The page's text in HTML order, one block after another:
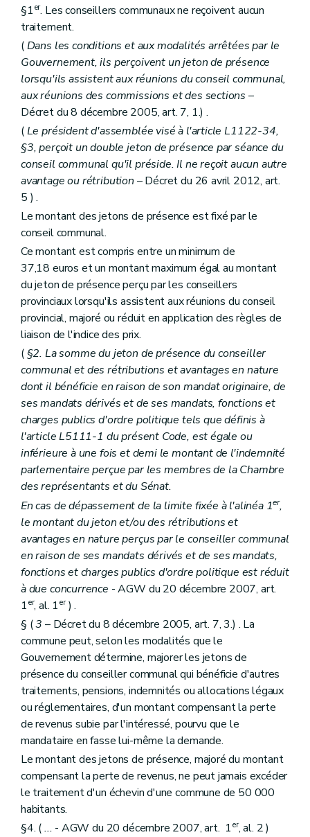
Art. L1331-2
Chapitre II
Art. L1332-1
Art. L1332-2
Art. L1332-3
Art. L1332-4
Art. L1332-5
Art. L1332-6
Art. L1332-7
Art. L1332-8
Art. L1332-9
Art. L1332-10
Art. L1332-11
Art. L1332-14
Art. L1332-15
Art. L1332-16
Art. L1332-17
Art. L1332-18
Art. L1332-19
Art. L1332-20
Art. L1332-21
Art. L1332-22
Art. L1332-23
Art. L1332-24
Art. L1332-25
Art. L1332-26
Art. L1332-27
Art. L1332-28
Art. L1332-29
Art. L1332-30
Art. L1332-31
Livre IV Organes territoriaux intracommunaux
Titre premier Organisation des organes territoriaux intracommunaux
Chapitre premier Dispositions générales
Chapitre II Les conseils de (secteur)
Section première Mode de désignation et statut des conseillers de (secteur)
Art. L1412-1
Section 2
Réunions, discussions et décisions des conseils de (secteur)
Art. L1412-2
Art. L1412-3
Section 3 Attributions
Art. L1412-6
Art. L1412-7
Art. L1412-8
Chapitre III
Le bureau et le président
Section première Mode de désignation et statut des membres du bureau et du président
Art. L1413-1
Section 2 Réunions, délibérations et décisions du bureau
Art. L1413-2
Section 3
Attributions
Art. L1413-3
Art. L1413-4
Chapitre IV Le secrétaire
Art. L1414-1
Titre II Les actes des autorités de (secteur)
Art. L1421-1
§1er. Les conseillers communaux ne reçoivent aucun
traitement.
(Dans les conditions et aux modalités arrêtées par le
Gouvernement, ils perçoivent un jeton de présence
lorsqu'ils assistent aux réunions du conseil communal,
aux réunions des commissions et des sections –
Décret du 8 décembre 2005, art. 7, 1.) .
(Le président d'assemblée visé à l'article L1122-34,
§3, perçoit un double jeton de présence par séance du
conseil communal qu'il préside. Il ne reçoit aucun autre
avantage ou rétribution – Décret du 26 avril 2012, art.
5 ) .
Le montant des jetons de présence est fixé par le
conseil communal.
Ce montant est compris entre un minimum de
37,18 euros et un montant maximum égal au montant
du jeton de présence perçu par les conseillers
provinciaux lorsqu'ils assistent aux réunions du conseil
provincial, majoré ou réduit en application des règles de
liaison de l'indice des prix.
(§2. La somme du jeton de présence du conseiller
communal et des rétributions et avantages en nature
dont il bénéficie en raison de son mandat originaire, de
ses mandats dérivés et de ses mandats, fonctions et
charges publics d'ordre politique tels que définis à
l'article L5111-1 du présent Code, est égale ou
inférieure à une fois et demi le montant de l'indemnité
parlementaire perçue par les membres de la Chambre
des représentants et du Sénat.
En cas de dépassement de la limite fixée à l'alinéa 1er,
le montant du jeton et/ou des rétributions et
avantages en nature perçus par le conseiller communal
en raison de ses mandats dérivés et de ses mandats,
fonctions et charges publics d'ordre politique est réduit
à due concurrence - AGW du 20 décembre 2007, art.
1er, al. 1er) .
§ (3 – Décret du 8 décembre 2005, art. 7, 3.) . La
commune peut, selon les modalités que le
Gouvernement détermine, majorer les jetons de
présence du conseiller communal qui bénéficie d'autres
traitements, pensions, indemnités ou allocations légaux
ou réglementaires, d'un montant compensant la perte
de revenus subie par l'intéressé, pourvu que le
mandataire en fasse lui-même la demande.
Le montant des jetons de présence, majoré du montant
compensant la perte de revenus, ne peut jamais excéder
le traitement d'un échevin d'une commune de 50 000
habitants.
§4. (... - AGW du 20 décembre 2007, art. 1er, al. 2 )